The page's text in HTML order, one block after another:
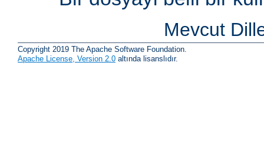
Mevcut
Copyright 2019 The Apache Software Foundation.
Apache License, Version 2.0 altında lisanslıdır.